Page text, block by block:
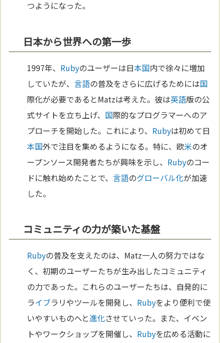
つようになった。
日本から世界への第一歩
1997年、 Rubyのユーザーは日本国内で徐々に増加
していたが、言語の普及をさらに広げるためには国
際化が必要であるとMatzは考えた。彼は英語版の公
式サイトを立ち上げ、 国際的なプログラマーへのア
プローチを開始した。これにより、 Rubyは初めて日
本国外で注目を集めるようになる。特に、欧米のオ
ープンソース開発者たちが興味を示し、 Rubyのコー
ドに触れ始めたことで、言語のグローバル化が加速
した。
コミュニティの力が築いた基盤
Rubyの普及を支えたのは、Matz一人の努力ではな
く、初期のユーザーたちが生み出したコミュニティ
の力であった。これらのユーザーたちは、自発的に
ライブラリやツールを開発し、 Rubyをより便利で使
いやすいものへと進化させていった。また、イベン
トやワークショップを開催し、 Rubyを広める活動に